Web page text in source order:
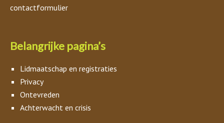
contactformulier
Belangrijke pagina’s
Lidmaatschap en registraties
Privacy
Ontevreden
Achterwacht en crisis